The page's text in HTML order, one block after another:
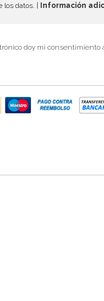
los datos. | Información
doy mi